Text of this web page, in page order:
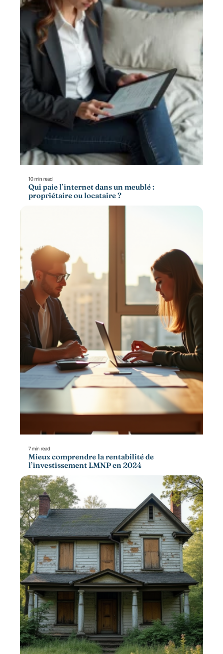
10 min read
Qui paie l’internet dans un meublé :
propriétaire ou locataire ?
7 min read
Mieux comprendre la rentabilité de
l’investissement LMNP en 2024